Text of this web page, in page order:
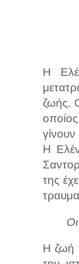
Η
ζωής.
Η
της
Η ζωή